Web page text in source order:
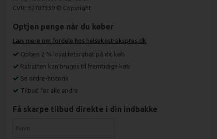
CVR: 32787339 © Copyright
Optjen penge når du køber
Læs mere om fordele hos helsekost-ekspres.dk
Optjen 2 % loyalitetsrabat på dit køb
Rabatten kan bruges til fremtidige køb
Se ordre-historik
Tilbud før alle andre
Få skarpe tilbud direkte i din indbakke